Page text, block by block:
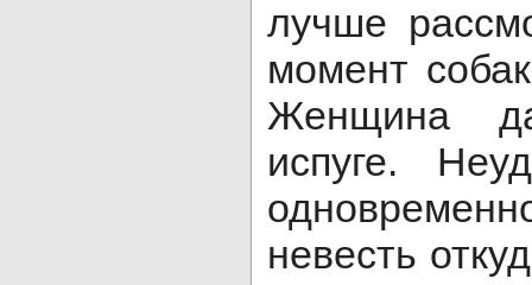
лучше
момент
Женщина
испуге.
невесть